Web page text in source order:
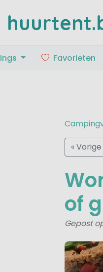
Favorieten
« Vorige
of
Gepost